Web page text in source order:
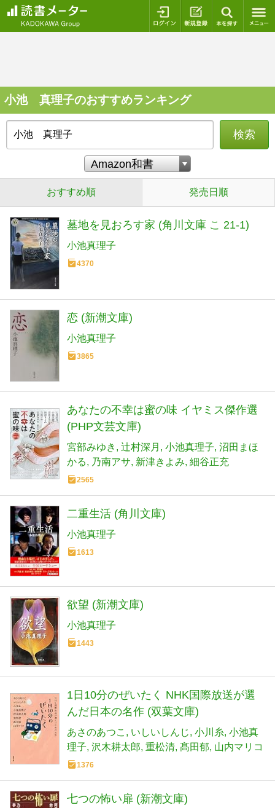
ログイン 新規登録
小池 真理子のおすすめランキング
検索
おすすめ順 発売日順
墓地を見おろす家 (角川文庫 こ 21-1)
小池真理子
4370
恋 (新潮文庫)
小池真理子
3865
あなたの不幸は蜜の味 イヤミス傑作選
(PHP文芸文庫)
宮部みゆき 辻村深月 小池真理子 沼田まほ
かる
乃南アサ 新津きよみ 細谷正充
2565
二重生活 (角川文庫)
小池真理子
1613
欲望 (新潮文庫)
小池真理子
1443
1日10分のぜいたく NHK国際放送が選
んだ日本の名作 (双葉文庫)
あさのあつこ いしいしんじ 小川糸 小池真
理子 沢木耕太郎 重松清 髙田郁 山内マリコ
1376
七つの怖い扉 (新潮文庫)